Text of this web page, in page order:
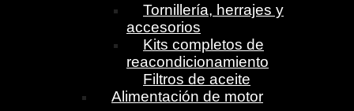
Tornillería, herrajes y
accesorios
Kits completos de
reacondicionamiento
Filtros de aceite
Alimentación de motor